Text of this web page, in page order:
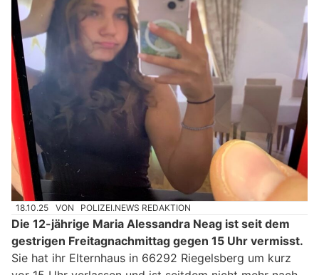
18.10.25 VON POLIZEI.NEWS REDAKTION
Die 12-jährige Maria Alessandra Neag ist seit dem
gestrigen Freitagnachmittag gegen 15 Uhr vermisst.
Sie hat ihr Elternhaus in 66292 Riegelsberg um kurz